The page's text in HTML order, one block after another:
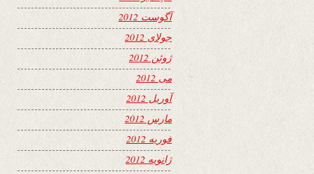
آگوست 2012
جولای 2012
ژوئن 2012
می 2012
آوریل 2012
مارس 2012
فوریه 2012
ژانویه 2012